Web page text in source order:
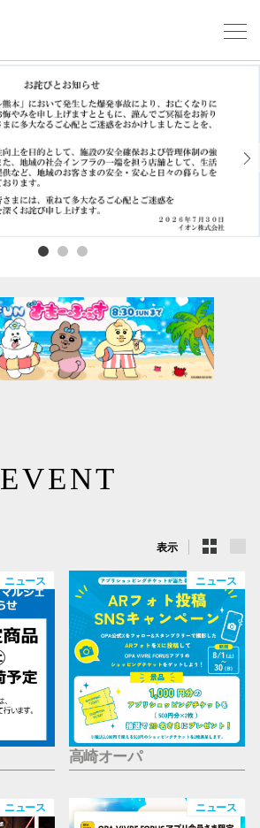
EVENT
表示
ニュース ニュース
高崎オーパ
ニュース ニュース
企業情報
お問い合わせ
プライバシ
ソーシャル
横浜ビ